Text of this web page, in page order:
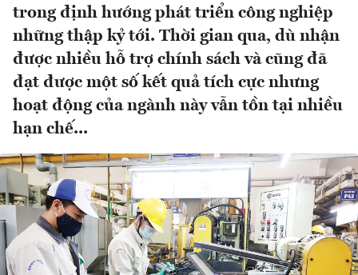
trong định hướng phát triển công nghiệp
những thập kỷ tới. Thời gian qua, dù nhận
được nhiều hỗ trợ chính sách và cũng đã
đạt được một số kết quả tích cực nhưng
hoạt động của ngành này vẫn tồn tại nhiều
hạn chế...